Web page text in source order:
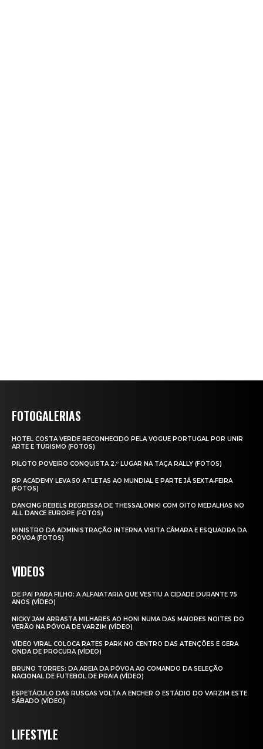
FOTOGALERIAS
HOTEL COSTA VERDE RECONHECIDO PELA VOGUE PORTUGAL POR UNIR
ARTE E TURISMO (FOTOS)
PILOTO POVEIRO CONQUISTA 2.º LUGAR NA TAÇA RALLY (FOTOS)
RP ACADEMY LEVA 50 ATLETAS AO MUNDIAL E PARTE JÁ SEXTA‑FEIRA
(FOTOS)
DANCING REBELS REGRESSA DE THESSALONIKI COM OITO MEDALHAS NO
ALL DANCE EUROPE (FOTOS)
MINISTRO DA ADMINISTRAÇÃO INTERNA VISITA CÂMARA E ESQUADRA DA
PÓVOA (FOTOS)
VIDEOS
DE PAI PARA FILHO: A ALFAIATARIA QUE VESTIU A CIDADE DURANTE 75
ANOS (VÍDEO)
NICKY JAM ARRASTA MILHARES AO HONI NUMA DAS MAIORES NOITES DO
VERÃO NA PÓVOA DE VARZIM (VÍDEO)
VÍDEO VIRAL COLOCA RATES PARK NO CENTRO DAS ATENÇÕES E GERA
ONDA DE PROCURA (VÍDEO)
BRUNO TORRES: DA AREIA DA PÓVOA AO COMANDO DA SELEÇÃO
NACIONAL DE FUTEBOL DE PRAIA (VÍDEO)
ESPETÁCULO DAS RUSGAS VOLTA A ENCHER O ESTÁDIO DO VARZIM ESTE
SÁBADO (VÍDEO)
LIFESTYLE